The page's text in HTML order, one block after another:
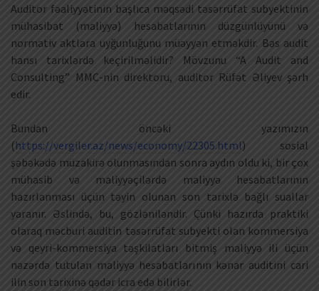
Auditor fəaliyyətinin başlıca məqsədi təsərrüfat subyektinin
mühasibat (maliyyə) hesabatlarının düzgünlüyünü və
normativ aktlara uyğunluğunu müəyyən etməkdir. Bəs audit
hansı tarixlərdə keçirilməlidir? Mövzunu “A Audit and
Consulting” MMC-nin direktoru, auditor Rüfət Əliyev şərh
edir.
Bundan öncəki yazımızın
(https://vergiler.az/news/economy/22305.html) sosial
şəbəkədə müzakirə olunmasından sonra aydın oldu ki, bir çox
mühasib və maliyyəçilərdə maliyyə hesabatlarının
hazırlanması üçün təyin olunan son tarixlə bağlı suallar
yaranır. Əslində, bu, gözləniləndir. Çünki hazırda praktiki
olaraq məcburi auditin təsərrüfat subyekti olan kommersiya
və qeyri-kommersiya təşkilatları bitmiş maliyyə ili üçün
nəzərdə tutulan maliyyə hesabatlarının kənar auditini cari
ilin son tarixinə qədər icra edə bilirlər.